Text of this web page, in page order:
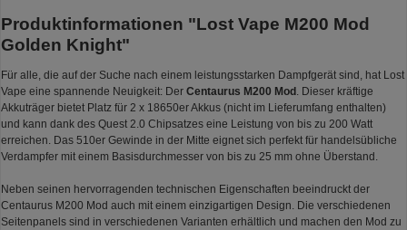
Produktinformationen "Lost Vape M200 Mod
Golden Knight"
Für alle, die auf der Suche nach einem leistungsstarken Dampfgerät sind, hat Lost
Vape eine spannende Neuigkeit: Der Centaurus M200 Mod . Dieser kräftige
Akkuträger bietet Platz für 2 x 18650er Akkus (nicht im Lieferumfang enthalten)
und kann dank des Quest 2.0 Chipsatzes eine Leistung von bis zu 200 Watt
erreichen. Das 510er Gewinde in der Mitte eignet sich perfekt für handelsübliche
Verdampfer mit einem Basisdurchmesser von bis zu 25 mm ohne Überstand.
Neben seinen hervorragenden technischen Eigenschaften beeindruckt der
Centaurus M200 Mod auch mit einem einzigartigen Design. Die verschiedenen
Seitenpanels sind in verschiedenen Varianten erhältlich und machen den Mod zu